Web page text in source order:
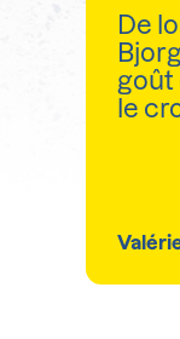
De
goût
le